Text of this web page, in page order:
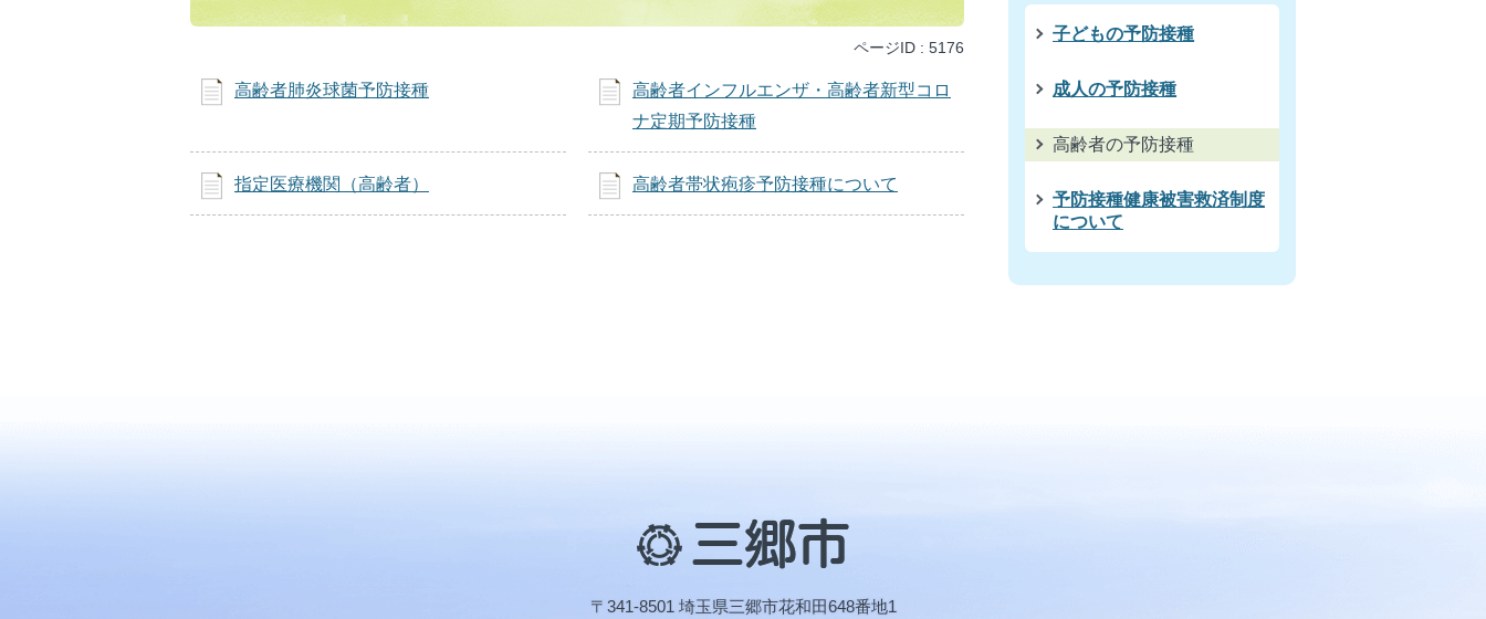
ページID : 5176
高齢者肺炎球菌予防接種
高齢者インフルエンザ・高齢者新型コロ
ナ定期予防接種
指定医療機関（高齢者） 高齢者帯状疱疹予防接種について
子どもの予防接種
成人の予防接種
高齢者の予防接種
予防接種健康被害救済制度
について
三
郷
〒341-8501 埼玉県三郷市花和田648番地1